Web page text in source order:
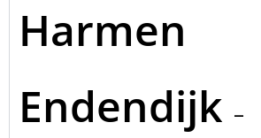
Harmen
Endendijk –